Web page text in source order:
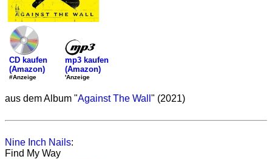
CD kaufen
(Amazon)
#Anzeige
mp3 kaufen
(Amazon)
'Anzeige
aus dem Album "Against The Wall " (2021)
Nine Inch Nails:
Find My Way